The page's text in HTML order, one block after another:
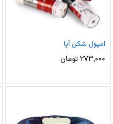
امپول شکن آپا
۲۷۳,۰۰۰ تومان